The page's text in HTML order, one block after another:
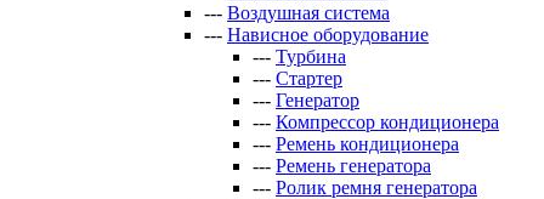
--- Воздушная система
--- Нависное оборудование
--- Турбина
--- Стартер
--- Генератор
--- Компрессор кондиционера
--- Ремень кондиционера
--- Ремень генератора
--- Ролик ремня генератора